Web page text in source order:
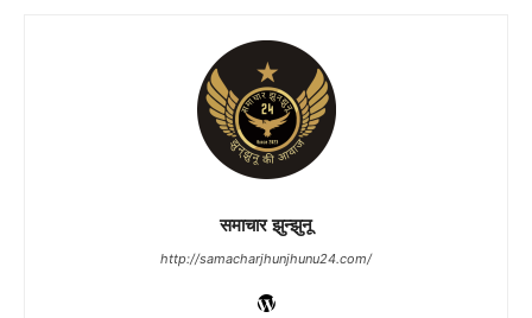
समाचार झुन्झुनू
http://samacharjhunjhunu24.com/